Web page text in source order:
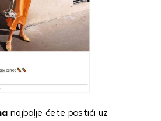
najbolje ćete postići uz